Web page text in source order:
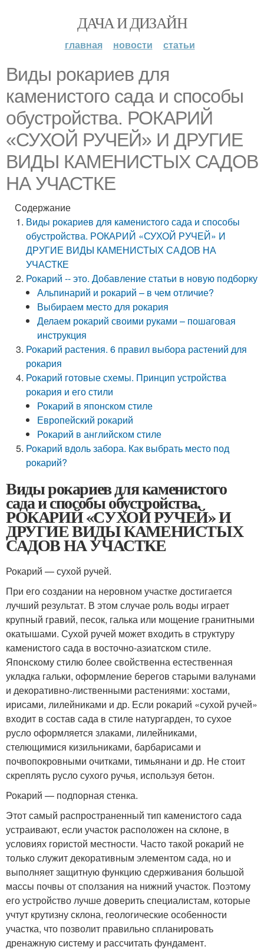
ДАЧА И ДИЗАЙН
главная новости статьи
Виды рокариев для
каменистого сада и способы
обустройства. РОКАРИЙ
«СУХОЙ РУЧЕЙ» И ДРУГИЕ
ВИДЫ КАМЕНИСТЫХ САДОВ
НА УЧАСТКЕ
Содержание
Виды рокариев для каменистого сада и способы
обустройства. РОКАРИЙ «СУХОЙ РУЧЕЙ» И
ДРУГИЕ ВИДЫ КАМЕНИСТЫХ САДОВ НА
УЧАСТКЕ
Рокарий -- это. Добавление статьи в новую подборку
Альпинарий и рокарий – в чем отличие?
Выбираем место для рокария
Делаем рокарий своими руками – пошаговая
инструкция
Рокарий растения. 6 правил выбора растений для
рокария
Рокарий готовые схемы. Принцип устройства
рокария и его стили
Рокарий в японском стиле
Европейский рокарий
Рокарий в английском стиле
Рокарий вдоль забора. Как выбрать место под
рокарий?
Виды рокариев для каменистого
сада и способы обустройства.
РОКАРИЙ «СУХОЙ РУЧЕЙ» И
ДРУГИЕ ВИДЫ КАМЕНИСТЫХ
САДОВ НА УЧАСТКЕ
Рокарий — сухой ручей.
При его создании на неровном участке достигается
лучший результат. В этом случае роль воды играет
крупный гравий, песок, галька или мощение гранитными
окатышами. Сухой ручей может входить в структуру
каменистого сада в восточно-азиатском стиле.
Японскому стилю более свойственна естественная
укладка гальки, оформление берегов старыми валунами
и декоративно-лиственными растениями: хостами,
ирисами, лилейниками и др. Если рокарий «сухой ручей»
входит в состав сада в стиле натургарден, то сухое
русло оформляется злаками, лилейниками,
стелющимися кизильниками, барбарисами и
почвопокровными очитками, тимьянани и др. Не стоит
скреплять русло сухого ручья, используя бетон.
Рокарий — подпорная стенка.
Этот самый распространенный тип каменистого сада
устраивают, если участок расположен на склоне, в
условиях гористой местности. Часто такой рокарий не
только служит декоративным элементом сада, но и
выполняет защитную функцию сдерживания большой
массы почвы от сползания на нижний участок. Поэтому
его устройство лучше доверить специалистам, которые
учтут крутизну склона, геологические особенности
участка, что позволит правильно спланировать
дренажную систему и рассчитать фундамент.